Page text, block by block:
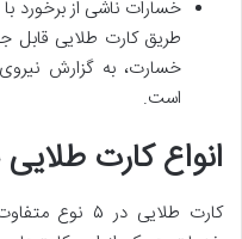
خسارات ناشی از برخورد
طریق کارت طلایی قابل
خسارت، به گزارش
است.
انواع کارت
کارت طلایی